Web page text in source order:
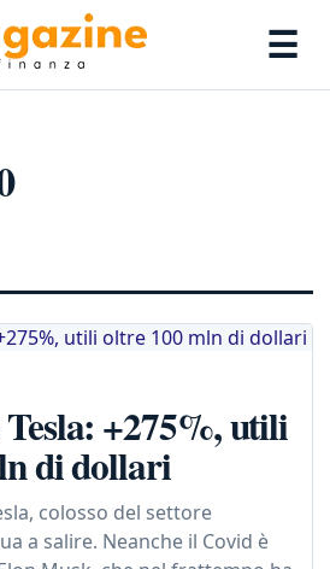
☰
+275%, utili
di dollari
colosso del settore
a salire. Neanche il Covid è